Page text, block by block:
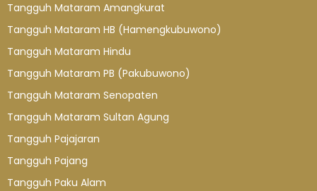
Tangguh Mataram Amangkurat
Tangguh Mataram HB (Hamengkubuwono)
Tangguh Mataram Hindu
Tangguh Mataram PB (Pakubuwono)
Tangguh Mataram Senopaten
Tangguh Mataram Sultan Agung
Tangguh Pajajaran
Tangguh Pajang
Tangguh Paku Alam